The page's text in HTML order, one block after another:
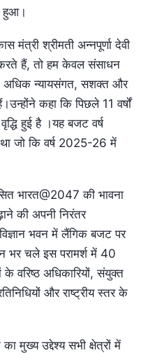
हुआ।
मंत्री श्रीमती अन्नपूर्णा देवी
हैं, तो हम केवल संसाधन
अधिक न्यायसंगत, सशक्त और
कहा कि पिछले 11 वर्षों
हुई है ।यह बजट वर्ष
जो कि वर्ष 2025-26 में
भारत@2047 की भावना
की अपनी निरंतर
भवन में लैंगिक बजट पर
भर चले इस परामर्श में 40
के वरिष्ठ अधिकारियों, संयुक्त
और राष्ट्रीय स्तर के
मुख्य उद्देश्य सभी क्षेत्रों में